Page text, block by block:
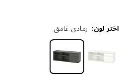
لون: رمادي غامق